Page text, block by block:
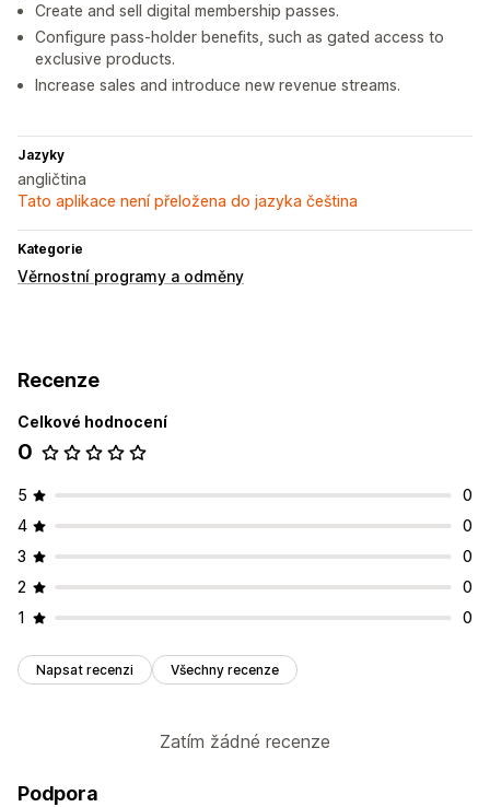
Create and sell digital membership passes.
Configure pass-holder benefits, such as gated access to
exclusive products.
Increase sales and introduce new revenue streams.
Jazyky
angličtina
Tato aplikace není přeložena do jazyka čeština
Kategorie
Věrnostní programy a odměny
Recenze
Celkové hodnocení
0
5
0
4
0
3
0
2
0
1
0
Napsat recenzi Všechny recenze
Zatím žádné recenze
Podpora